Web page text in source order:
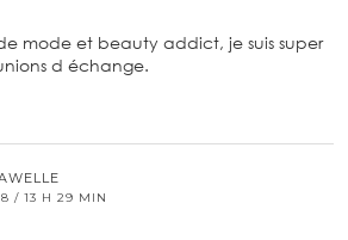
mode et beauty addict, je suis super
d échange.
/ 13 H 29 MIN